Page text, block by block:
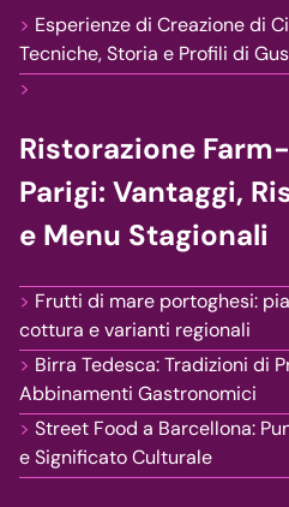
Esperienze di Creazione di
Tecniche, Storia e Profili di
Ristorazione
Parigi: Vantaggi,
e Menu Stagionali
Frutti di mare portoghesi:
cottura e varianti regionali
Birra Tedesca: Tradizioni di
Abbinamenti Gastronomici
Street Food a Barcellona:
e Significato Culturale